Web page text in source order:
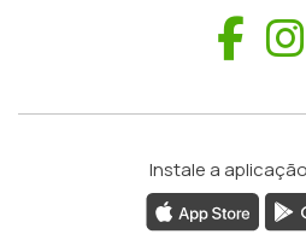
Instale a aplicação